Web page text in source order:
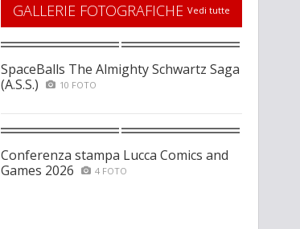
GALLERIE FOTOGRAFICHE Vedi tutte
SpaceBalls The Almighty Schwartz Saga
(A.S.S.)
10 FOTO
Conferenza stampa Lucca Comics and
Games 2026
4 FOTO